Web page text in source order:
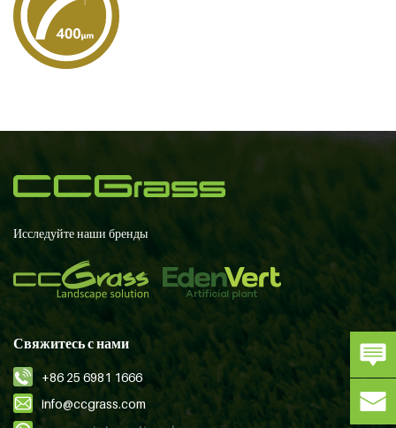
Исследуйте наши бренды
Свяжитесь с нами
+86 25 6981 1666
info@ccgrass.com